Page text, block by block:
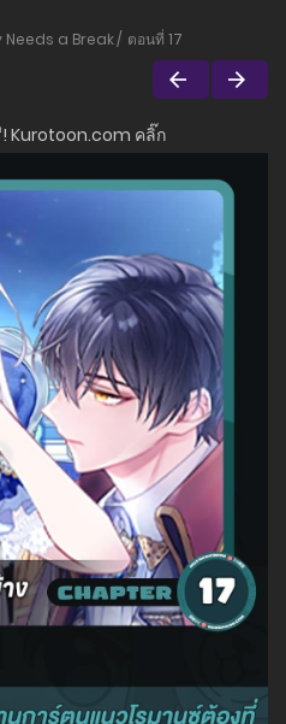
Needs a Break ตอนที่ 17
Kurotoon.com คลิ๊ก